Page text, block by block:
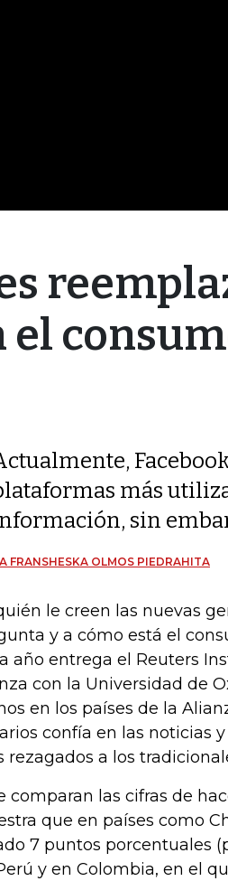
más
sin
FRANSHESKA OLMOS PIEDRAHITA
le creen las nuevas
y a cómo está el
año entrega el Reuters
con la Universidad de
en los países de la
confía en las noticias
rezagados a los
comparan las cifras de
que en países como
7 puntos porcentuales
y en Colombia, en el